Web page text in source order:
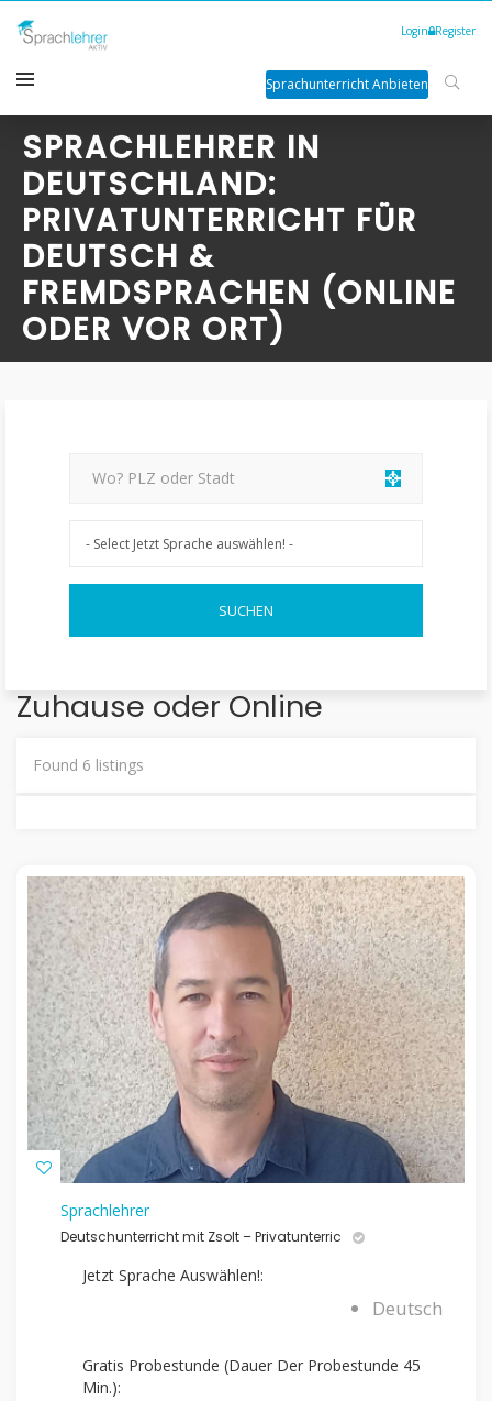
Login Register
Sprachunterricht Anbieten
SPRACHLEHRER IN
DEUTSCHLAND:
PRIVATUNTERRICHT FÜR
DEUTSCH &
FREMDSPRACHEN (ONLINE
ODER VOR ORT)
Zuhause oder Online
Found 6 listings
Sprachlehrer
Deutschunterricht mit Zsolt – Privatunterric
Jetzt Sprache Auswählen!:
Deutsch
Gratis Probestunde (Dauer Der Probestunde 45
Min.):